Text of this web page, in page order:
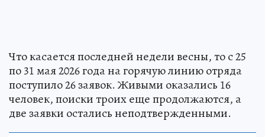
Что касается последней недели весны, то с 25
по 31 мая 2026 года на горячую линию отряда
поступило 26 заявок. Живыми оказались 16
человек, поиски троих еще продолжаются, а
две заявки остались неподтвержденными.